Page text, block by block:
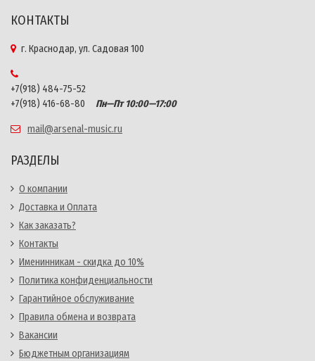
КОНТАКТЫ
г. Краснодар, ул. Садовая 100
+7(918) 484-75-52
+7(918) 416-68-80
Пн—Пт 10:00—17:00
mail@arsenal-music.ru
РАЗДЕЛЫ
О компании
Доставка и Оплата
Как заказать?
Контакты
Именинникам - скидка до 10%
Политика конфиденциальности
Гарантийное обслуживание
Правила обмена и возврата
Вакансии
Бюджетным организациям